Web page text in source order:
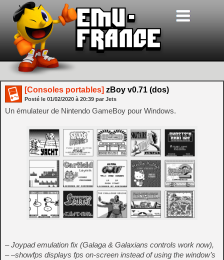
[Consoles portables] zBoy v0.71 (dos)
Posté le 01/02/2020 à 20:39 par Jets
Un émulateur de Nintendo GameBoy pour Windows.
– Joypad emulation fix (Galaga & Galaxians controls work now),
– –showfps displays fps on-screen instead of using the window’s